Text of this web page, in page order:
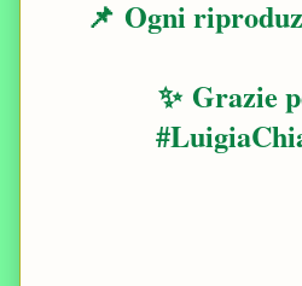
📌 Ogni
✨Grazie